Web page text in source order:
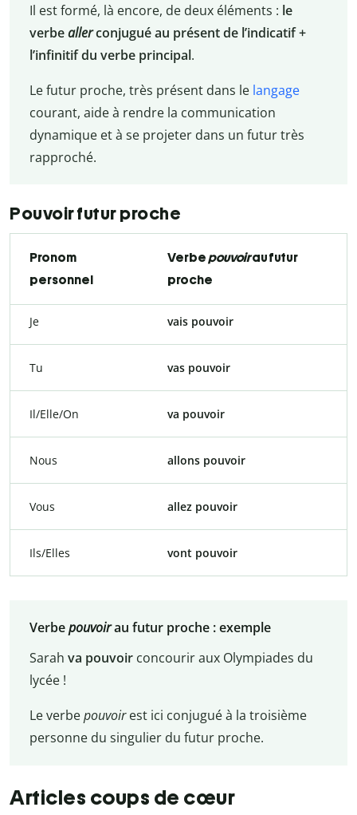
Il est formé, là encore, de deux éléments : le
verbeallerconjugué au présent de l’indicatif +
l’infinitif du verbe principal.
Le futur proche, très présent dans le langage
courant, aide à rendre la communication
dynamique et à se projeter dans un futur très
rapproché.
Pouvoir futur proche
Pronom
personnel
Verbepouvoirau futur
proche
Je vais pouvoir
Tu vas pouvoir
Il/Elle/On va pouvoir
Nous allons pouvoir
Vous allez pouvoir
Ils/Elles vont pouvoir
Verbepouvoirau futur proche : exemple
Sarah va pouvoirconcourir aux Olympiades du
lycée !
Le verbepouvoirest ici conjugué à la troisième
personne du singulier du futur proche.
Articles coups de cœur